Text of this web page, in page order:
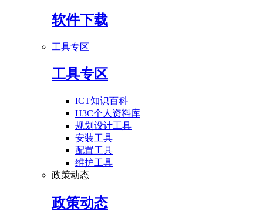
软件下载
工具专区
工具专区
ICT知识百科
H3C个人资料库
规划设计工具
安装工具
配置工具
维护工具
政策动态
政策动态